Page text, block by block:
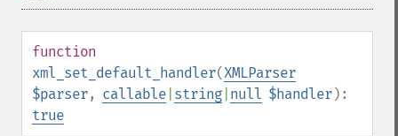
function
xml_set_default_handler(XMLParser
$parser, callable string null $handler):
true